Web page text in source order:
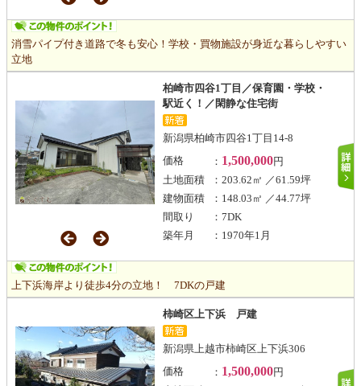
消雪パイプ付き道路で冬も安心！学校・買物施設が身近な暮らしやすい
立地
柏崎市四谷1丁目／保育園・学校・
駅近く！／閑静な住宅街
新潟県柏崎市四谷1丁目14-8
価格
： 1,500,000円
土地面積
：203.62㎡ ／61.59坪
建物面積
：148.03㎡ ／44.77坪
間取り
：7DK
築年月
：1970年1月
上下浜海岸より徒歩4分の立地！ 7DKの戸建
柿崎区上下浜 戸建
新潟県上越市柿崎区上下浜306
価格
： 1,500,000円